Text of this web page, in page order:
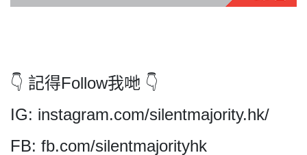
免
©
2018
Silent
Majority
For
👇 記得Follow我哋 👇
IG: instagram.com/silentmajority.hk/
FB: fb.com/silentmajorityhk